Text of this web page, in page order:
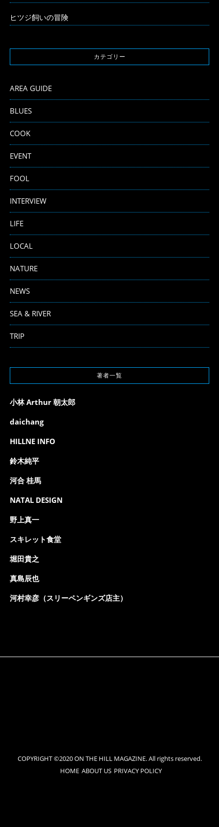
ヒツジ飼いの冒険
カテゴリー
AREA GUIDE
BLUES
COOK
EVENT
FOOL
INTERVIEW
LIFE
LOCAL
NATURE
NEWS
SEA & RIVER
TRIP
著者一覧
小林 Arthur 朝太郎
daichang
HILLNE INFO
鈴木純平
河合 桂馬
NATAL DESIGN
野上真一
スキレット食堂
堀田貴之
真島辰也
河村幸彦（スリーペンギンズ店主）
COPYRIGHT ©2020 ON THE HILL MAGAZINE. All rights reserved.
HOME ABOUT US PRIVACY POLICY